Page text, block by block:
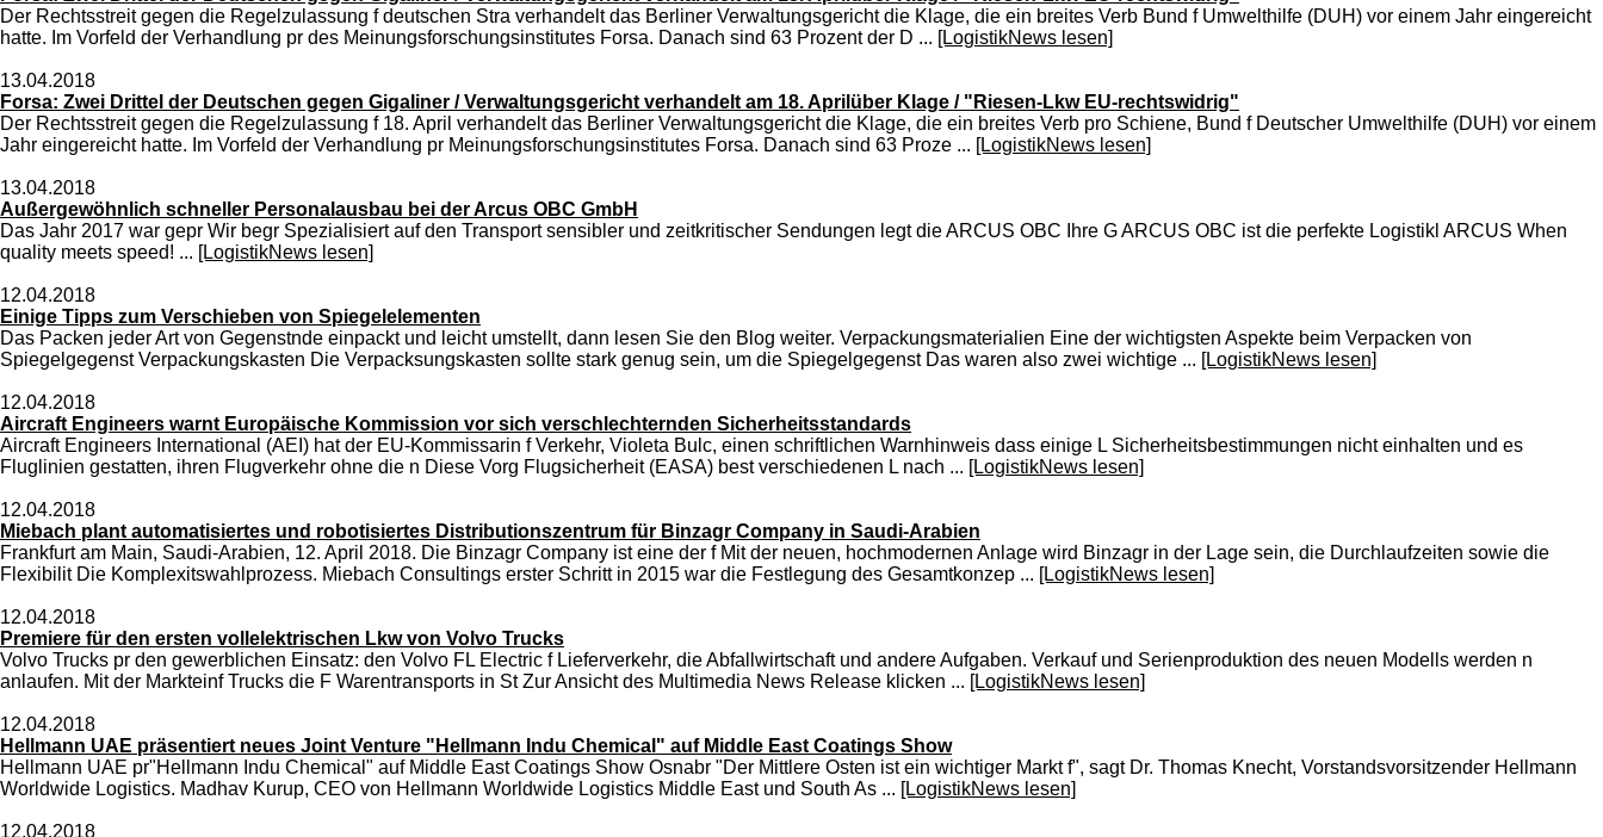
Der Rechtsstreit gegen die Regelzulassung f deutschen Stra verhandelt das Berliner Verwaltungsgericht die Klage, die ein breites Verb Bund f Umwelthilfe (DUH) vor einem Jahr eingereicht
hatte. Im Vorfeld der Verhandlung pr des Meinungsforschungsinstitutes Forsa. Danach sind 63 Prozent der D ... [LogistikNews lesen]
13.04.2018
Forsa: Zwei Drittel der Deutschen gegen Gigaliner / Verwaltungsgericht verhandelt am 18. Aprilüber Klage / "Riesen-Lkw EU-rechtswidrig"
Der Rechtsstreit gegen die Regelzulassung f 18. April verhandelt das Berliner Verwaltungsgericht die Klage, die ein breites Verb pro Schiene, Bund f Deutscher Umwelthilfe (DUH) vor einem
Jahr eingereicht hatte. Im Vorfeld der Verhandlung pr Meinungsforschungsinstitutes Forsa. Danach sind 63 Proze ... [LogistikNews lesen]
13.04.2018
Außergewöhnlich schneller Personalausbau bei der Arcus OBC GmbH
Das Jahr 2017 war gepr Wir begr Spezialisiert auf den Transport sensibler und zeitkritischer Sendungen legt die ARCUS OBC Ihre G ARCUS OBC ist die perfekte Logistikl ARCUS When
quality meets speed! ... [LogistikNews lesen]
12.04.2018
Einige Tipps zum Verschieben von Spiegelelementen
Das Packen jeder Art von Gegenstnde einpackt und leicht umstellt, dann lesen Sie den Blog weiter. Verpackungsmaterialien Eine der wichtigsten Aspekte beim Verpacken von
Spiegelgegenst Verpackungskasten Die Verpacksungskasten sollte stark genug sein, um die Spiegelgegenst Das waren also zwei wichtige ... [LogistikNews lesen]
12.04.2018
Aircraft Engineers warnt Europäische Kommission vor sich verschlechternden Sicherheitsstandards
Aircraft Engineers International (AEI) hat der EU-Kommissarin f Verkehr, Violeta Bulc, einen schriftlichen Warnhinweis dass einige L Sicherheitsbestimmungen nicht einhalten und es
Fluglinien gestatten, ihren Flugverkehr ohne die n Diese Vorg Flugsicherheit (EASA) best verschiedenen L nach ... [LogistikNews lesen]
12.04.2018
Miebach plant automatisiertes und robotisiertes Distributionszentrum für Binzagr Company in Saudi-Arabien
Frankfurt am Main, Saudi-Arabien, 12. April 2018. Die Binzagr Company ist eine der f Mit der neuen, hochmodernen Anlage wird Binzagr in der Lage sein, die Durchlaufzeiten sowie die
Flexibilit Die Komplexitswahlprozess. Miebach Consultings erster Schritt in 2015 war die Festlegung des Gesamtkonzep ... [LogistikNews lesen]
12.04.2018
Premiere für den ersten vollelektrischen Lkw von Volvo Trucks
Volvo Trucks pr den gewerblichen Einsatz: den Volvo FL Electric f Lieferverkehr, die Abfallwirtschaft und andere Aufgaben. Verkauf und Serienproduktion des neuen Modells werden n
anlaufen. Mit der Markteinf Trucks die F Warentransports in St Zur Ansicht des Multimedia News Release klicken ... [LogistikNews lesen]
12.04.2018
Hellmann UAE präsentiert neues Joint Venture "Hellmann Indu Chemical" auf Middle East Coatings Show
Hellmann UAE pr"Hellmann Indu Chemical" auf Middle East Coatings Show Osnabr "Der Mittlere Osten ist ein wichtiger Markt f", sagt Dr. Thomas Knecht, Vorstandsvorsitzender Hellmann
Worldwide Logistics. Madhav Kurup, CEO von Hellmann Worldwide Logistics Middle East und South As ... [LogistikNews lesen]
12.04.2018